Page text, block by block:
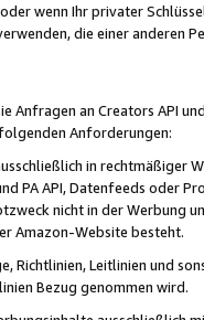
wenn Ihr privater
die einer anderen
Anfragen an Creators API
Anforderungen:
in rechtmäßiger
PA API, Datenfeeds oder
nicht in der Werbung
Amazon-Website besteht.
Richtlinien, Leitlinien und
Bezug genommen wird.